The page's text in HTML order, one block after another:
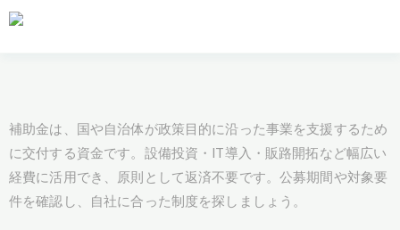
補助金は、国や自治体が政策目的に沿った事業を支援するため
に交付する資金です。設備投資・IT導入・販路開拓など幅広い
経費に活用でき、原則として返済不要です。公募期間や対象要
件を確認し、自社に合った制度を探しましょう。